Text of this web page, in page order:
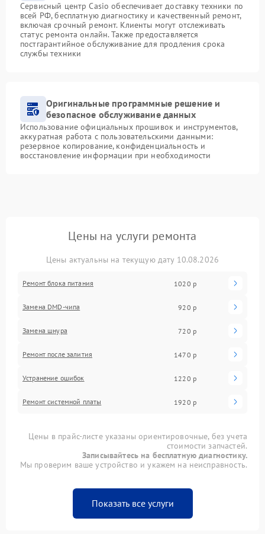
Сервисный центр Casio обеспечивает доставку техники по
всей РФ, бесплатную диагностику и качественный ремонт,
включая срочный ремонт. Клиенты могут отслеживать
статус ремонта онлайн. Также предоставляется
постгарантийное обслуживание для продления срока
службы техники
Оригинальные программные решение и
безопасное обслуживание данных
Использование официальных прошивок и инструментов,
аккуратная работа с пользовательскими данными:
резервное копирование, конфиденциальность и
восстановление информации при необходимости
Цены на услуги ремонта
Цены актуальны на текущую дату 10.08.2026
Ремонт блока питания 1020 р
Замена DMD-чипа 920 р
Замена шнура 720 р
Ремонт после залития 1470 р
Устранение ошибок 1220 р
Ремонт системной платы 1920 р
Цены в прайс-листе указаны ориентировочные, без учета
стоимости запчастей.
Записывайтесь на бесплатную диагностику.
Мы проверим ваше устройство и укажем на неисправность.
Показать все услуги